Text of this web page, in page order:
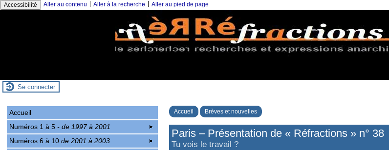
Accessibilité Aller au contenu Aller à la recherche Aller au pied de page
Se connecter
Accueil Brèves et nouvelles
Paris – Présentation de « Réfractions » n° 38
Tu vois le travail ?
Accueil
Numéros 1 à 5- de 1997 à 2001
Numéros 6 à 10de 2001 à 2003